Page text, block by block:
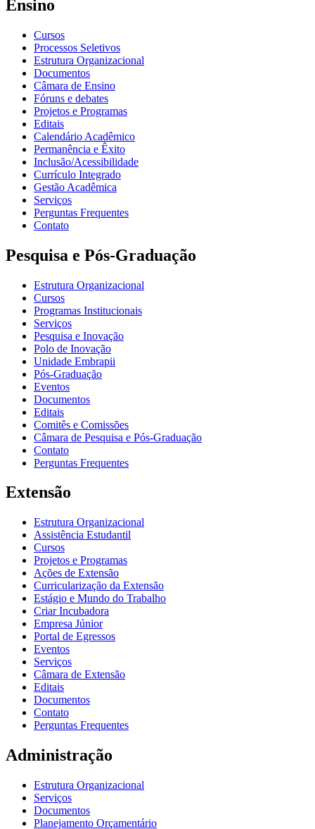
Ensino
Cursos
Processos Seletivos
Estrutura Organizacional
Documentos
Câmara de Ensino
Fóruns e debates
Projetos e Programas
Editais
Calendário Acadêmico
Permanência e Êxito
Inclusão/Acessibilidade
Currículo Integrado
Gestão Acadêmica
Serviços
Perguntas Frequentes
Contato
Pesquisa e Pós-Graduação
Estrutura Organizacional
Cursos
Programas Institucionais
Serviços
Pesquisa e Inovação
Polo de Inovação
Unidade Embrapii
Pós-Graduação
Eventos
Documentos
Editais
Comitês e Comissões
Câmara de Pesquisa e Pós-Graduação
Contato
Perguntas Frequentes
Extensão
Estrutura Organizacional
Assistência Estudantil
Cursos
Projetos e Programas
Ações de Extensão
Curricularização da Extensão
Estágio e Mundo do Trabalho
Criar Incubadora
Empresa Júnior
Portal de Egressos
Eventos
Serviços
Câmara de Extensão
Editais
Documentos
Contato
Perguntas Frequentes
Administração
Estrutura Organizacional
Serviços
Documentos
Planejamento Orçamentário